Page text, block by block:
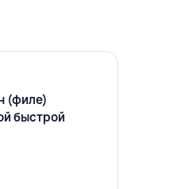
(филе)
быстрой